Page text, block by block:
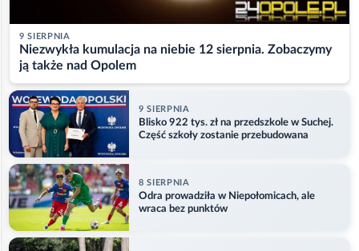
9 SIERPNIA
Niezwykła kumulacja na niebie 12 sierpnia. Zobaczymy
ją także nad Opolem
9 SIERPNIA
Blisko 922 tys. zł na przedszkole w Suchej.
Część szkoły zostanie przebudowana
8 SIERPNIA
Odra prowadziła w Niepołomicach, ale
wraca bez punktów